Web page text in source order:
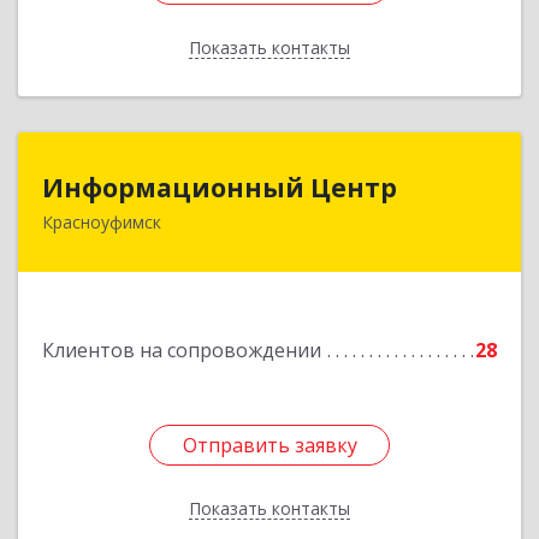
Показать контакты
Назад
Информационный Центр
Красноуфимск
Клиентов на сопровождении 28
Отправить заявку
Показать контакты
Информационный Центр
623300, Свердловская обл, Красноуфимск г,
Отправить заявку
Назад